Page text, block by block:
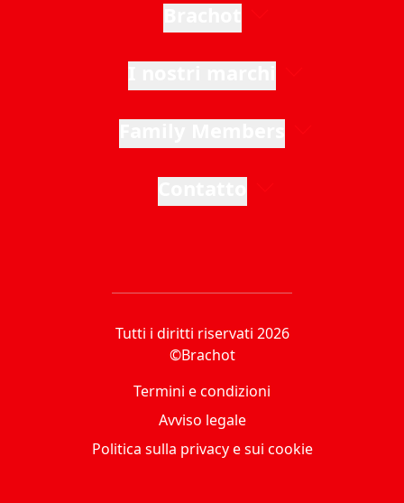
Tutti i diritti riservati 2026
©Brachot
Termini e condizioni
Avviso legale
Politica sulla privacy e sui cookie